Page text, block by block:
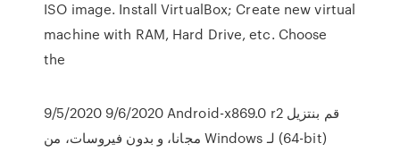
ISO image. Install VirtualBox; Create new virtual
machine with RAM, Hard Drive, etc. Choose
the
9/5/2020 9/6/2020 ‫قم بنتزيل Android-x869.0 r2
(64-bit) لـ Windows مجانا، و بدون فيروسات، من